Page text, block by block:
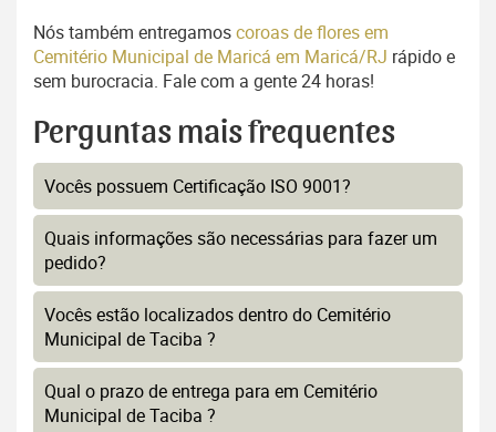
Nós também entregamoscoroas de flores em
Cemitério Municipal de Maricá em Maricá/RJ rápido e
sem burocracia. Fale com a gente 24 horas!
Perguntas mais frequentes
Vocês possuem Certificação ISO 9001?
Quais informações são necessárias para fazer um
pedido?
Vocês estão localizados dentro do Cemitério
Municipal de Taciba ?
Qual o prazo de entrega para em Cemitério
Municipal de Taciba ?